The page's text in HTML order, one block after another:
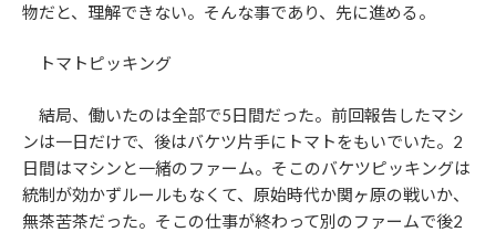
物だと、理解できない。そんな事であり、先に進める。
トマトピッキング
結局、働いたのは全部で5日間だった。前回報告したマシ
ンは一日だけで、後はバケツ片手にトマトをもいでいた。2
日間はマシンと一緒のファーム。そこのバケツピッキングは
統制が効かずルールもなくて、原始時代か関ヶ原の戦いか、
無茶苦茶だった。そこの仕事が終わって別のファームで後2